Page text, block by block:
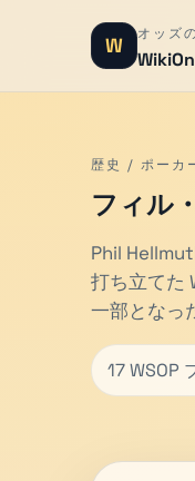
W オッズ
歴史 / ポーカ
フィル
Phil
打ち立てた
一部となっ
17 WSOP